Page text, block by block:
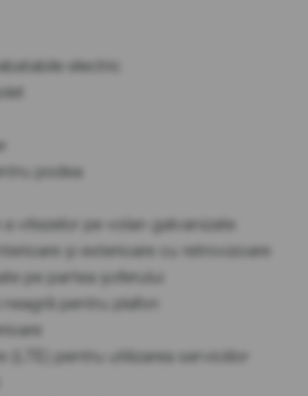
electric
podea
a vitezelor pe volan galvanizate
și exterioare cu retrovizoare
pe partea șoferului
neagră pentru plafon
(LTE) pentru utilizarea serviciilor